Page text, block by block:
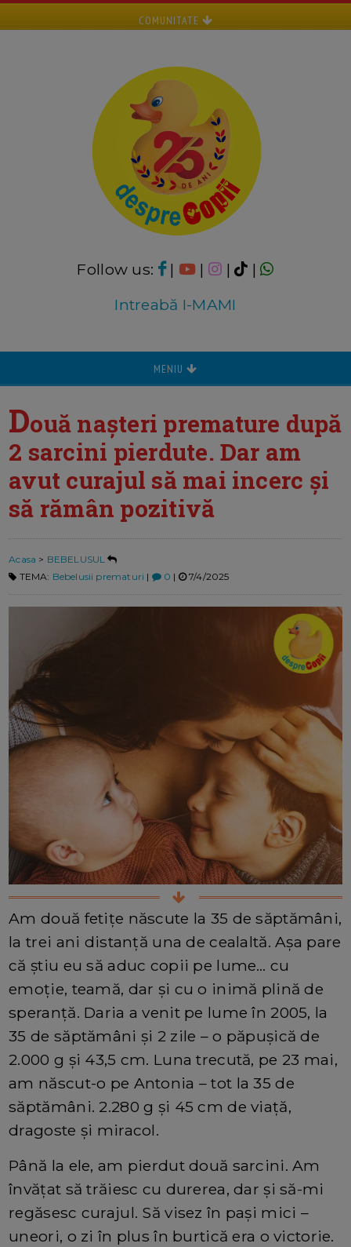
COMUNITATE
Follow us: | | |
|
Intreabă I-MAMI
MENIU
Două nașteri premature după
2 sarcini pierdute. Dar am
avut curajul să mai incerc și
să rămân pozitivă
Acasa > BEBELUSUL
TEMA: Bebelusii prematuri | 0 | 7/4/2025
Am două fetițe născute la 35 de săptămâni,
la trei ani distanță una de cealaltă. Așa pare
că știu eu să aduc copii pe lume… cu
emoție, teamă, dar și cu o inimă plină de
speranță. Daria a venit pe lume în 2005, la
35 de săptămâni și 2 zile – o păpușică de
2.000 g și 43,5 cm. Luna trecută, pe 23 mai,
am născut-o pe Antonia – tot la 35 de
săptămâni. 2.280 g și 45 cm de viață,
dragoste și miracol.
Până la ele, am pierdut două sarcini. Am
învățat să trăiesc cu durerea, dar și să-mi
regăsesc curajul. Să visez în pași mici –
uneori, o zi în plus în burtică era o victorie.